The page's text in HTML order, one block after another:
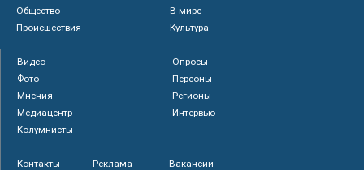
Общество
В мире
Происшествия
Культура
Видео
Опросы
Фото
Персоны
Мнения
Регионы
Медиацентр
Интервью
Колумнисты
Контакты Реклама Вакансии